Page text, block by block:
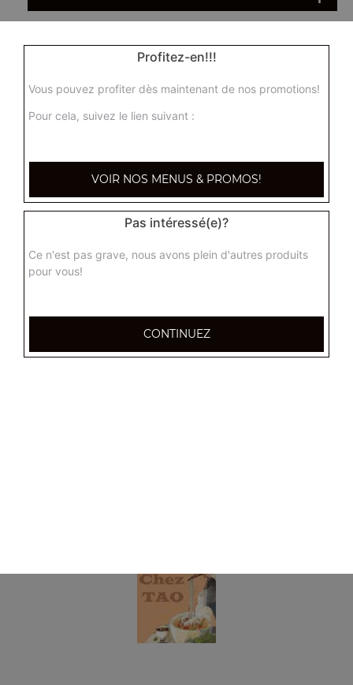
Ha cao maison 5 pcs
Ravioli vapeur fait maison, unique à Toulon
7.50€
9.00 €
1 paquet de chips aux crevettes
3.00€
(4 nems maisons,4 nems tao, 4 beignets de crevettes, 4
Profitez-en!!!
Vous pouvez profiter dès maintenant de nos promotions!
Pour cela, suivez le lien suivant :
VOIR NOS MENUS & PROMOS!
Pas intéressé(e)?
Ce n'est pas grave, nous avons plein d'autres produits
pour vous!
CONTINUEZ